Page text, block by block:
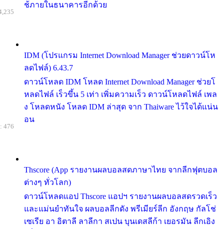
ช้ภายในธนาคารอีกด้วย
IDM (โปรแกรม Internet Download Manager ช่วยดาวน์โห
ลดไฟล์) 6.43.7
ดาวน์โหลด IDM โหลด Internet Download Manager ช่วยโ
หลดไฟล์ เร็วขึ้น 5 เท่า เพิ่มความเร็ว ดาวน์โหลดไฟล์ เพล
ง โหลดหนัง โหลด IDM ล่าสุด จาก Thaiware ไว้ใจได้แน่น
อน
Thscore (App รายงานผลบอลสดภาษาไทย จากลีกฟุตบอล
ต่างๆ ทั่วโลก)
ดาวน์โหลดแอป Thscore แอปฯ รายงานผลบอลสดรวดเร็ว
และแม่นยำทันใจ ผลบอลลีกดัง พรีเมียร์ลีก อังกฤษ กัลโช่
เซเรีย อา อิตาลี ลาลีกา สเปน บุนเดสลีก้า เยอรมัน ลีกเอิง
476